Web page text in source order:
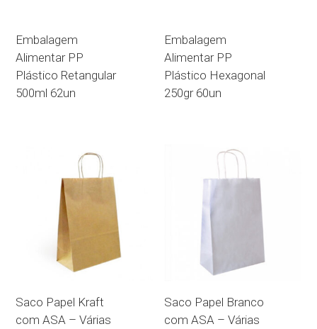
Embalagem
Alimentar PP
Plástico Retangular
500ml 62un
Embalagem
Alimentar PP
Plástico Hexagonal
250gr 60un
Saco Papel Kraft
com ASA – Várias
Saco Papel Branco
com ASA – Várias